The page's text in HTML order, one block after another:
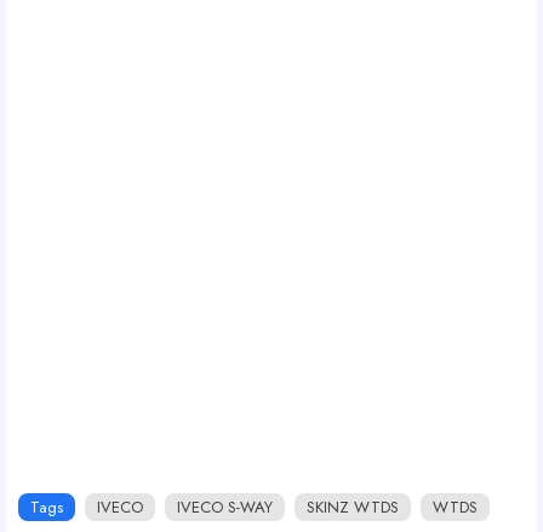
Tags IVECO IVECO S-WAY SKINZ WTDS WTDS